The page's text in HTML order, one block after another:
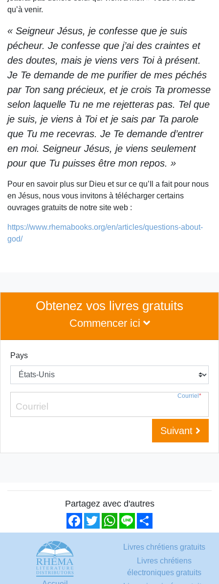
qu’à venir.
« Seigneur Jésus, je confesse que je suis
pécheur. Je confesse que j’ai des craintes et
des doutes, mais je viens vers Toi à présent.
Je Te demande de me purifier de mes péchés
par Ton sang précieux, et je crois Ta promesse
selon laquelle Tu ne me rejetteras pas. Tel que
je suis, je viens à Toi et je sais par Ta parole
que Tu me recevras. Je Te demande d’entrer
en moi. Seigneur Jésus, je viens seulement
pour que Tu puisses être mon repos. »
Pour en savoir plus sur Dieu et sur ce qu’Il a fait pour nous
en Jésus, nous vous invitons à télécharger certains
ouvrages gratuits de notre site web :
https://www.rhemabooks.org/en/articles/questions-about-
god/
Obtenez vos livres gratuits
Commencer ici
Pays
Courriel *
Suivant
Partagez avec d'autres
Facebook
TwitterWhatsApp
Line
Livres chrétiens gratuits
Livres chrétiens
électroniques gratuits